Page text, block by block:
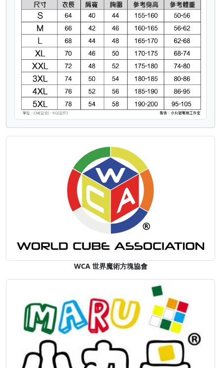
WCA 世界魔術方塊協會